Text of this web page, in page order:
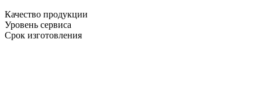
Качество продукции
Уровень сервиса
Срок изготовления